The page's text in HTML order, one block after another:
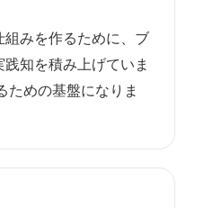
みを作るために、ブ
知を積み上げていま
ための基盤になりま